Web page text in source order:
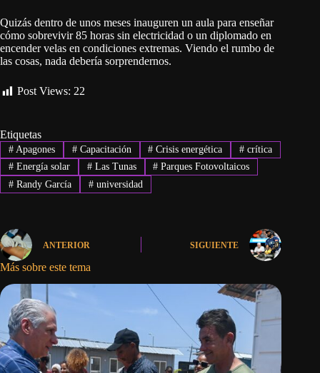
Quizás dentro de unos meses inauguren un aula para enseñar
cómo sobrevivir 85 horas sin electricidad o un diplomado en
encender velas en condiciones extremas. Viendo el rumbo de
las cosas, nada debería sorprendernos.
Post Views: 22
Etiquetas
#Apagones #Capacitación # Crisis energética # crítica
#Energía solar #Las Tunas # Parques Fotovoltaicos
#Randy García #universidad
ANTERIOR SIGUIENTE
Más sobre este tema